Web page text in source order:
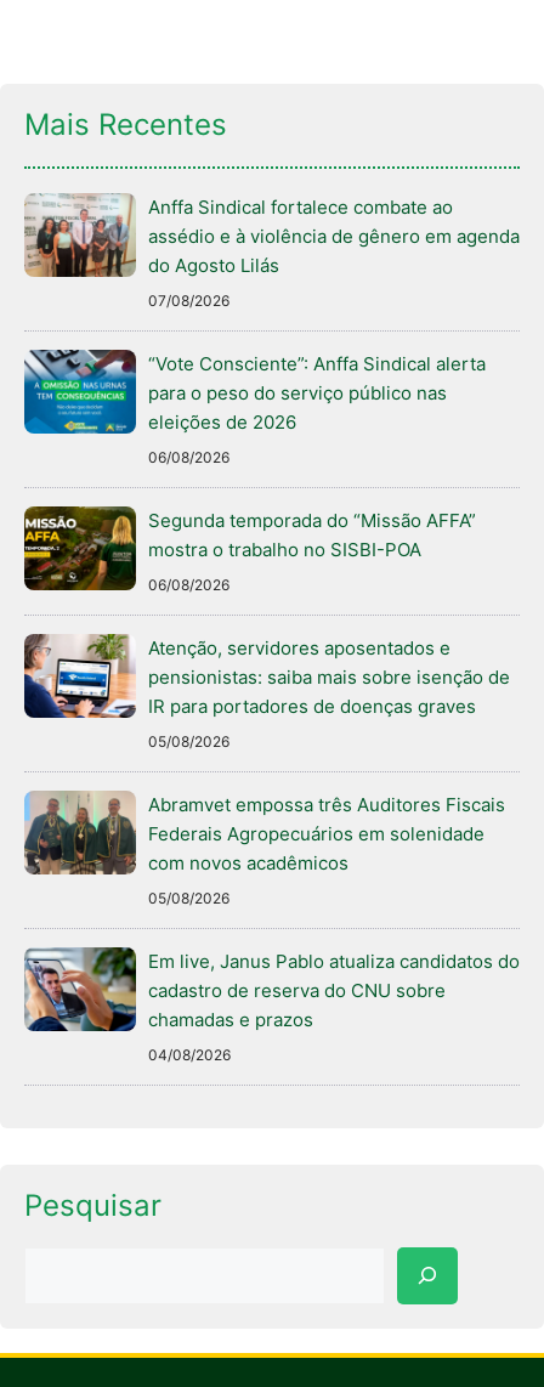
Mais Recentes
Anffa Sindical fortalece combate ao
assédio e à violência de gênero em agenda
do Agosto Lilás
07/08/2026
“Vote Consciente”: Anffa Sindical alerta
para o peso do serviço público nas
eleições de 2026
06/08/2026
Segunda temporada do “Missão AFFA”
mostra o trabalho no SISBI-POA
06/08/2026
Atenção, servidores aposentados e
pensionistas: saiba mais sobre isenção de
IR para portadores de doenças graves
05/08/2026
Abramvet empossa três Auditores Fiscais
Federais Agropecuários em solenidade
com novos acadêmicos
05/08/2026
Em live, Janus Pablo atualiza candidatos do
cadastro de reserva do CNU sobre
chamadas e prazos
04/08/2026
Pesquisar